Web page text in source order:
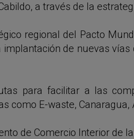
a través de la
regional del Pacto
de nuevas
para facilitar a las
como E-waste,
de Comercio Interior de